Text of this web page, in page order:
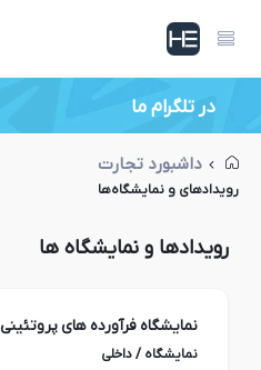
در تلگرام ما
داشبورد تجارت
رویداد‌های و نمایشگاه‌ها
رویدادها و نمایشگاه ها
نمایشگاه فرآورده های پروتئینی
نمایشگاه / داخلی